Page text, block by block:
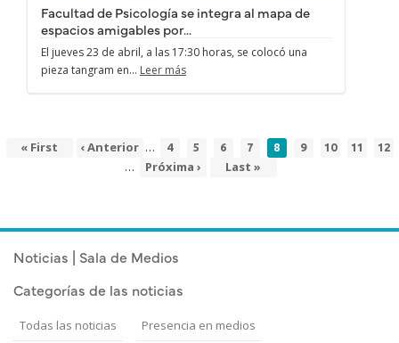
Noticias | Sala de Medios
Categorías de las noticias
Todas las noticias
Presencia en medios
Facultad de Psicología se integra al mapa de
espacios amigables por...
El jueves 23 de abril, a las 17:30 horas, se colocó una
pieza tangram en... Leer más
Paginación
Primera
« First
Página
‹ Anterior … Page
4 Page
5 Page
6 Page
7
Página
8 Page
9 Page
10 Page
11 12
…
Siguiente
Próxima ›
Última
Last »